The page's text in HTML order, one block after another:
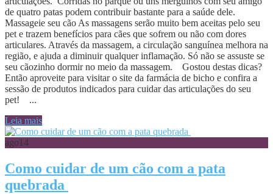
de quatro patas podem contribuir bastante para a saúde dele.
Massageie seu cão As massagens serão muito bem aceitas pelo seu
pet e trazem benefícios para cães que sofrem ou não com dores
articulares. Através da massagem, a circulação sanguínea melhora na
região, e ajuda a diminuir qualquer inflamação. Só não se assuste se
seu cãozinho dormir no meio da massagem. Gostou destas dicas?
Então aproveite para visitar o site da farmácia de bicho e confira a
sessão de produtos indicados para cuidar das articulações do seu
pet! ...
Leia mais
ago14
Como cuidar de um cão com a pata
quebrada